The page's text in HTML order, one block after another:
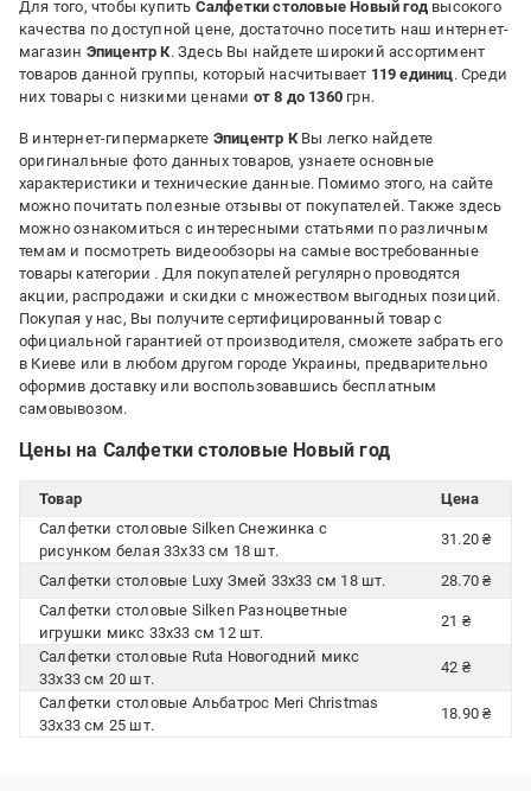
Для того, чтобы купить Салфетки столовые Новый год высокого
качества по доступной цене, достаточно посетить наш интернет-
магазин Эпицентр К. Здесь Вы найдете широкий ассортимент
товаров данной группы, который насчитывает 119 единиц. Среди
них товары с низкими ценами от 8 до 1360 грн.
В интернет-гипермаркете Эпицентр КВы легко найдете
оригинальные фото данных товаров, узнаете основные
характеристики и технические данные. Помимо этого, на сайте
можно почитать полезные отзывы от покупателей. Также здесь
можно ознакомиться с интересными статьями по различным
темам и посмотреть видеообзоры на самые востребованные
товары категории . Для покупателей регулярно проводятся
акции, распродажи и скидки с множеством выгодных позиций.
Покупая у нас, Вы получите сертифицированный товар с
официальной гарантией от производителя, сможете забрать его
в Киеве или в любом другом городе Украины, предварительно
оформив доставку или воспользовавшись бесплатным
самовывозом.
Цены на Салфетки столовые Новый год
Товар
Цена
Салфетки столовые Silken Снежинка с
рисунком белая 33х33 см 18 шт.
31.20 ₴
Салфетки столовые Luxy Змей 33х33 см 18 шт.
28.70 ₴
Салфетки столовые Silken Разноцветные
игрушки микс 33х33 см 12 шт.
21 ₴
Салфетки столовые Ruta Новогодний микс
33х33 см 20 шт.
42 ₴
Салфетки столовые Альбатрос Meri Christmas
33х33 см 25 шт.
18.90 ₴